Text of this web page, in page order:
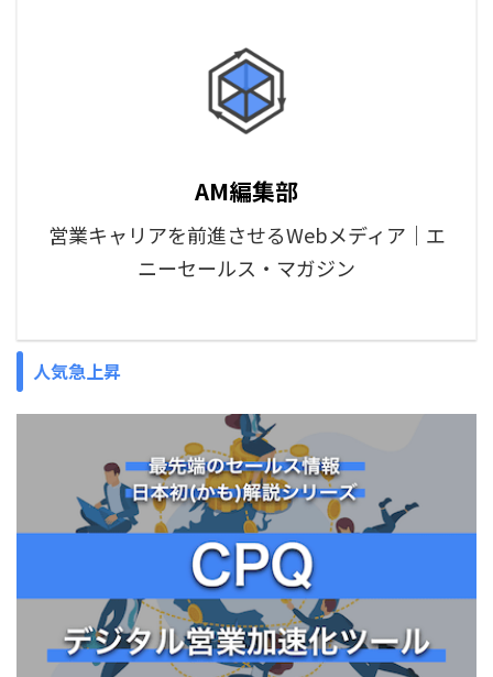
AM編集部
営業キャリアを前進させるWebメディア｜エ
ニーセールス・マガジン
人気急上昇